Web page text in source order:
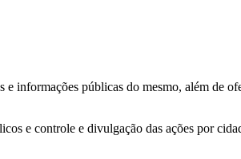
públicas do mesmo, além de
e controle e divulgação das ações por